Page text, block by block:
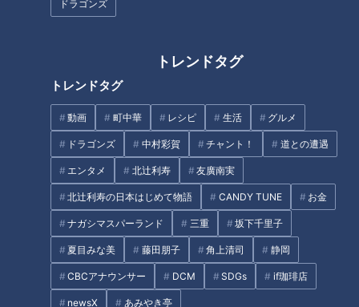
ドラゴンズ
トレンドタグ
トレンドタグ
動画 町中華 レシピ 生活 グルメ
ドラゴンズ 中村彩賀 チャント！ 道との遭遇
エンタメ 北辻利寿 友廣南実
北辻利寿の日本はじめて物語 CANDY TUNE お金
ナガシマスパーランド 三重 坂下千里子
夏目みな美 藤田朋子 角上清司 静岡
CBCアナウンサー DCM SDGs if珈琲店
newsX あみやき亭
物「冷やしたぬきそば」、伝統
タグ
岐阜 近藤サト
オススメ関連コンテンツ